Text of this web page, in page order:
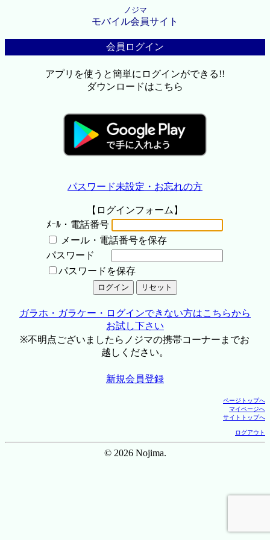
ノジマ
モバイル会員サイト
会員ログイン
アプリを使うと簡単にログインができる!!
ダウンロードはこちら
パスワード未設定・お忘れの方
【ログインフォーム】
ﾒｰﾙ・電話番号
メール・電話番号を保存
パスワード
パスワードを保存
ガラホ・ガラケー・ログインできない方はこちらから
お試し下さい
※不明点ございましたらノジマの携帯コーナーまでお
越しください。
新規会員登録
ページトップへ
マイページへ
サイトトップへ
ログアウト
© 2026 Nojima.